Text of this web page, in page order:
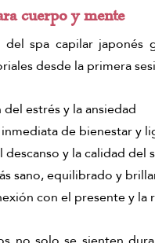
cuerpo y mente
del spa capilar japonés
desde la primera
estrés y la ansiedad
de bienestar y
y la calidad del
sano, equilibrado y
con el presente y la